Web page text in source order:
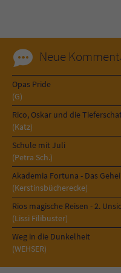
Neue
Opas Pride
(G)
Rico, Oskar und die
(Katz)
Schule mit Juli
(Petra Sch.)
Akademia Fortuna - Das
(Kerstinsbücherecke)
Rios magische Reisen - 2.
(Lissi Filibuster)
Weg in die Dunkelheit
(WEHSER)